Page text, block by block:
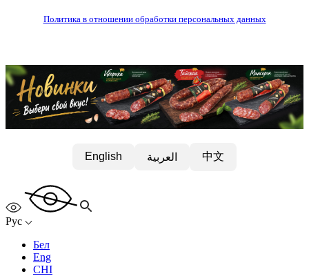
Политика в отношении обработки персональных данных
English العربية 中文
Рус
Бел
Eng
CHI